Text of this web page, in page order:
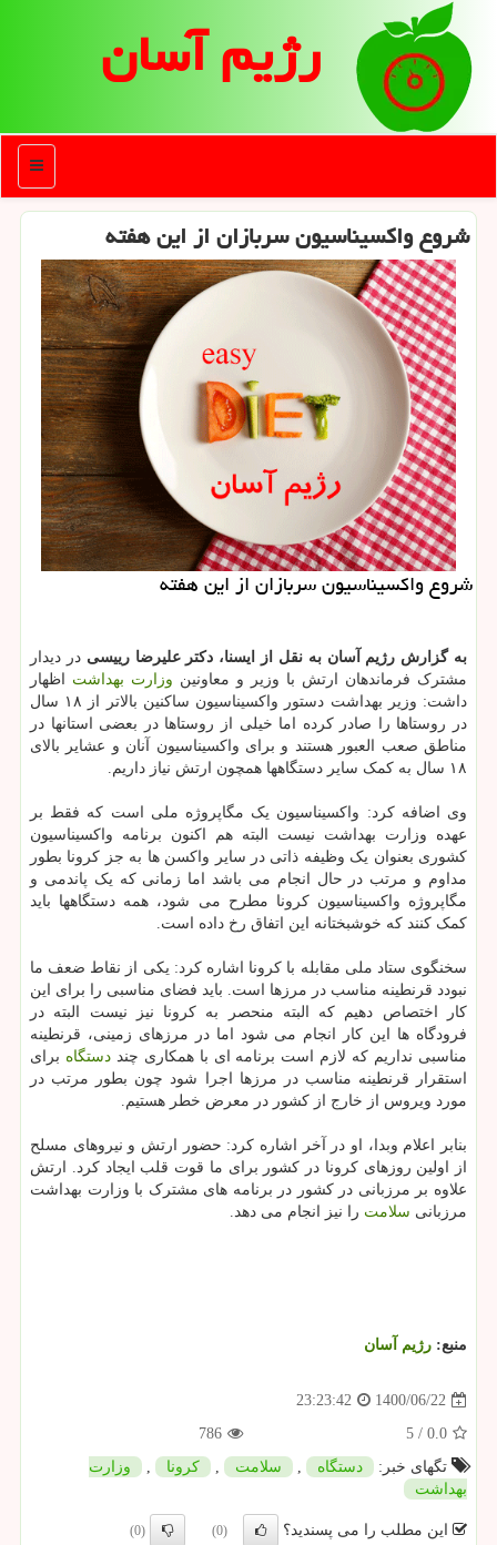
رژیم آسان
منو
شروع واکسیناسیون سربازان از این هفته
شروع واکسیناسیون سربازان از این هفته
به گزارش رژیم آسان به نقل از ایسنا، دکتر علیرضا رییسی در دیدار
مشترک فرماندهان ارتش با وزیر و معاونین وزارت بهداشت اظهار
داشت: وزیر بهداشت دستور واکسیناسیون ساکنین بالاتر از ۱۸ سال
در روستاها را صادر کرده اما خیلی از روستاها در بعضی استانها در
مناطق صعب العبور هستند و برای واکسیناسیون آنان و عشایر بالای
۱۸ سال به کمک سایر دستگاهها همچون ارتش نیاز داریم.
وی اضافه کرد: واکسیناسیون یک مگاپروژه ملی است که فقط بر
عهده وزارت بهداشت نیست البته هم اکنون برنامه واکسیناسیون
کشوری بعنوان یک وظیفه ذاتی در سایر واکسن ها به جز کرونا بطور
مداوم و مرتب در حال انجام می باشد اما زمانی که یک پاندمی و
مگاپروژه واکسیناسیون کرونا مطرح می شود، همه دستگاهها باید
کمک کنند که خوشبختانه این اتفاق رخ داده است.
سخنگوی ستاد ملی مقابله با کرونا اشاره کرد: یکی از نقاط ضعف ما
نبودد قرنطینه مناسب در مرزها است. باید فضای مناسبی را برای این
کار اختصاص دهیم که البته منحصر به کرونا نیز نیست البته در
فرودگاه ها این کار انجام می شود اما در مرزهای زمینی، قرنطینه
مناسبی نداریم که لازم است برنامه ای با همکاری چنددستگاه برای
استقرار قرنطینه مناسب در مرزها اجرا شود چون بطور مرتب در
مورد ویروس از خارج از کشور در معرض خطر هستیم.
بنابر اعلام وبدا، او در آخر اشاره کرد: حضور ارتش و نیروهای مسلح
از اولین روزهای کرونا در کشور برای ما قوت قلب ایجاد کرد. ارتش
علاوه بر مرزبانی در کشور در برنامه های مشترک با وزارت بهداشت
مرزبانی سلامت را نیز انجام می دهد.
منبع: رژیم آسان
1400/06/22
23:23:42
0.0
/
5
786
تگهای خبر:
دستگاه , سلامت , كرونا ,
وزارت
بهداشت
این مطلب را می پسندید؟ (0)
(0)